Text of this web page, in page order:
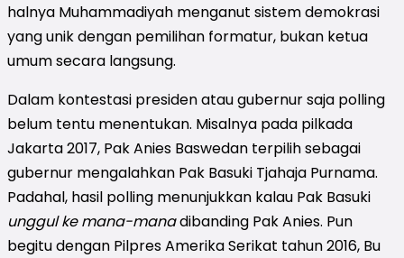
halnya Muhammadiyah menganut sistem demokrasi
yang unik dengan pemilihan formatur, bukan ketua
umum secara langsung.
Dalam kontestasi presiden atau gubernur saja polling
belum tentu menentukan. Misalnya pada pilkada
Jakarta 2017, Pak Anies Baswedan terpilih sebagai
gubernur mengalahkan Pak Basuki Tjahaja Purnama.
Padahal, hasil polling menunjukkan kalau Pak Basuki
unggul ke mana-manadibanding Pak Anies. Pun
begitu dengan Pilpres Amerika Serikat tahun 2016, Bu